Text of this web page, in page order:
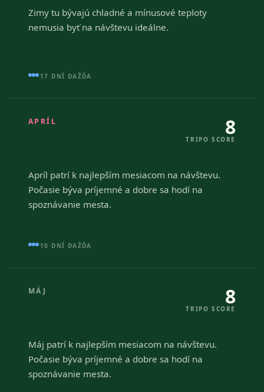
Zimy tu bývajú chladné a mínusové teploty
nemusia byť na návštevu ideálne.
17 DNÍ DAŽĎA
APRÍL 8
TRIPO SCORE
Apríl patrí k najlepším mesiacom na návštevu.
Počasie býva príjemné a dobre sa hodí na
spoznávanie mesta.
10 DNÍ DAŽĎA
MÁJ 8
TRIPO SCORE
Máj patrí k najlepším mesiacom na návštevu.
Počasie býva príjemné a dobre sa hodí na
spoznávanie mesta.